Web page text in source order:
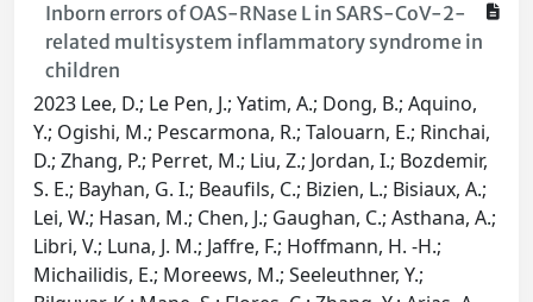
Inborn errors of OAS-RNase L in SARS-CoV-2-
related multisystem inflammatory syndrome in
children
2023 Lee, D.; Le Pen, J.; Yatim, A.; Dong, B.; Aquino,
Y.; Ogishi, M.; Pescarmona, R.; Talouarn, E.; Rinchai,
D.; Zhang, P.; Perret, M.; Liu, Z.; Jordan, I.; Bozdemir,
S. E.; Bayhan, G. I.; Beaufils, C.; Bizien, L.; Bisiaux, A.;
Lei, W.; Hasan, M.; Chen, J.; Gaughan, C.; Asthana, A.;
Libri, V.; Luna, J. M.; Jaffre, F.; Hoffmann, H. -H.;
Michailidis, E.; Moreews, M.; Seeleuthner, Y.;